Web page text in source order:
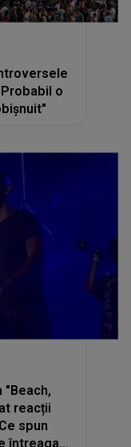
o
"Beach,
reacții
spun
întreaga